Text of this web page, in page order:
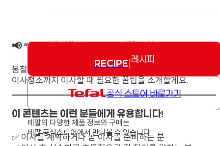
RECIPE |레시피
공식 스토어 바로가기
테팔의 다양한 제품 정보와 구매는
테팔 공식스토어에서 만나볼 수 있습니다
📢 “이사하는 방법, 더 이상 어렵지 않아요!”
봄철 맞이 이사를 준비하고 있다면 더 이상 스트레스 받지
이사청소까지 이사할 때 필요한 꿀팁을 소개할게요.
이 콘텐츠는 이런 분들에게 유용합니다!
✅ 이사를 계획하거나 곧 이사를 준비하는 분